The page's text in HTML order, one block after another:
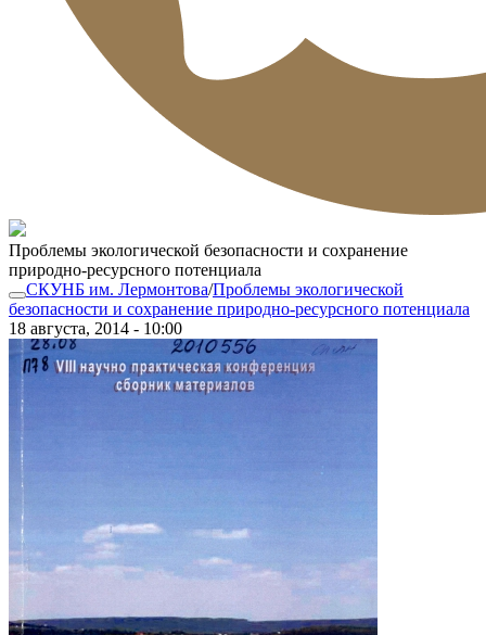
Проблемы экологической безопасности и сохранение
природно-ресурсного потенциала
СКУНБ им. Лермонтова/Проблемы экологической
безопасности и сохранение природно-ресурсного потенциала
18 августа, 2014 - 10:00